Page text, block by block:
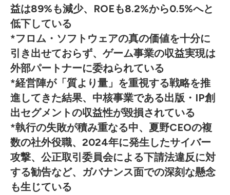
益は89%も減少、ROEも8.2%から0.5%へと
低下している
*フロム・ソフトウェアの真の価値を十分に
引き出せておらず、ゲーム事業の収益実現は
外部パートナーに委ねられている
*経営陣が「質より量」を重視する戦略を推
進してきた結果、中核事業である出版・IP創
出セグメントの収益性が毀損されている
*執行の失敗が積み重なる中、夏野CEOの複
数の社外役職、2024年に発生したサイバー
攻撃、公正取引委員会による下請法違反に対
する勧告など、ガバナンス面での深刻な懸念
も生じている